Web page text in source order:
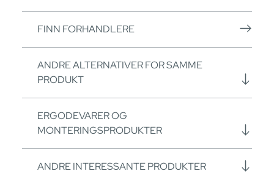
FINN FORHANDLERE
ANDRE ALTERNATIVER FOR SAMME
PRODUKT
ERGODEVARER OG
MONTERINGSPRODUKTER
ANDRE INTERESSANTE PRODUKTER